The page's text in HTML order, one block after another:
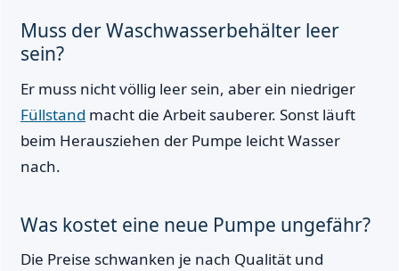
Muss der Waschwasserbehälter leer
sein?
Er muss nicht völlig leer sein, aber ein niedriger
Füllstand macht die Arbeit sauberer. Sonst läuft
beim Herausziehen der Pumpe leicht Wasser
nach.
Was kostet eine neue Pumpe ungefähr?
Die Preise schwanken je nach Qualität und